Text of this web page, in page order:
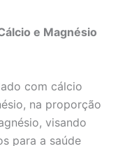
e Magnésio
com cálcio
na proporção
visando
para a saúde